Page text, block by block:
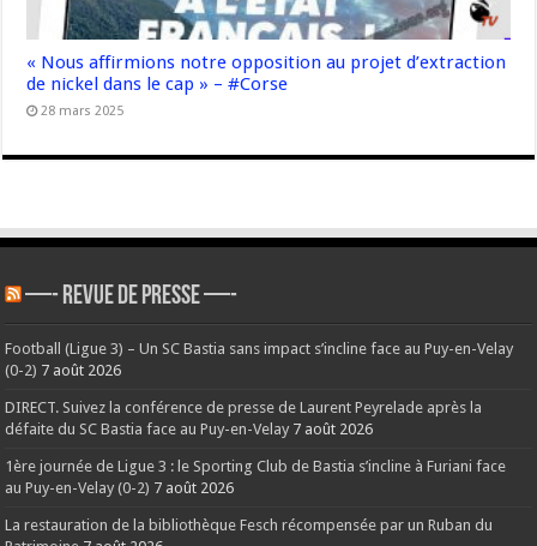
« Nous affirmions notre opposition au projet d’extraction
de nickel dans le cap » – #Corse
28 mars 2025
—- REVUE DE PRESSE —-
Football (Ligue 3) – Un SC Bastia sans impact s’incline face au Puy-en-Velay
(0-2) 7 août 2026
DIRECT. Suivez la conférence de presse de Laurent Peyrelade après la
défaite du SC Bastia face au Puy-en-Velay 7 août 2026
1ère journée de Ligue 3 : le Sporting Club de Bastia s’incline à Furiani face
au Puy-en-Velay (0-2) 7 août 2026
La restauration de la bibliothèque Fesch récompensée par un Ruban du